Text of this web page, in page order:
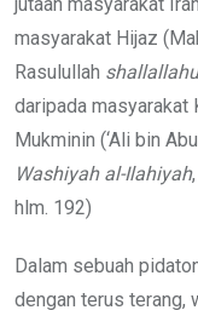
jutaan masyarakat
masyarakat Hijaz
Rasulullah
daripada masyarakat
Mukminin (‘Ali bin
Washiyah al-Ilahiyah
hlm. 192)
Dalam sebuah
dengan terus terang,